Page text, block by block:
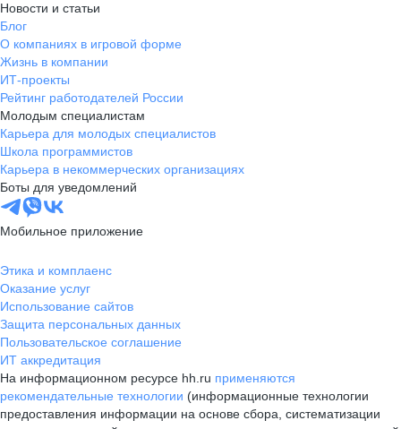
Новости и статьи
Блог
О компаниях в игровой форме
Жизнь в компании
ИТ-проекты
Рейтинг работодателей России
Молодым специалистам
Карьера для молодых специалистов
Школа программистов
Карьера в некоммерческих организациях
Боты для уведомлений
Мобильное приложение
Этика и комплаенс
Оказание услуг
Использование сайтов
Защита персональных данных
Пользовательское соглашение
ИТ аккредитация
На информационном ресурсе hh.ru применяются
рекомендательные технологии (информационные технологии
предоставления информации на основе сбора, систематизации